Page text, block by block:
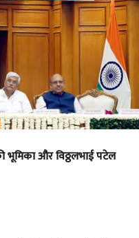
भूमिका और विठ्ठलभाई पटेल